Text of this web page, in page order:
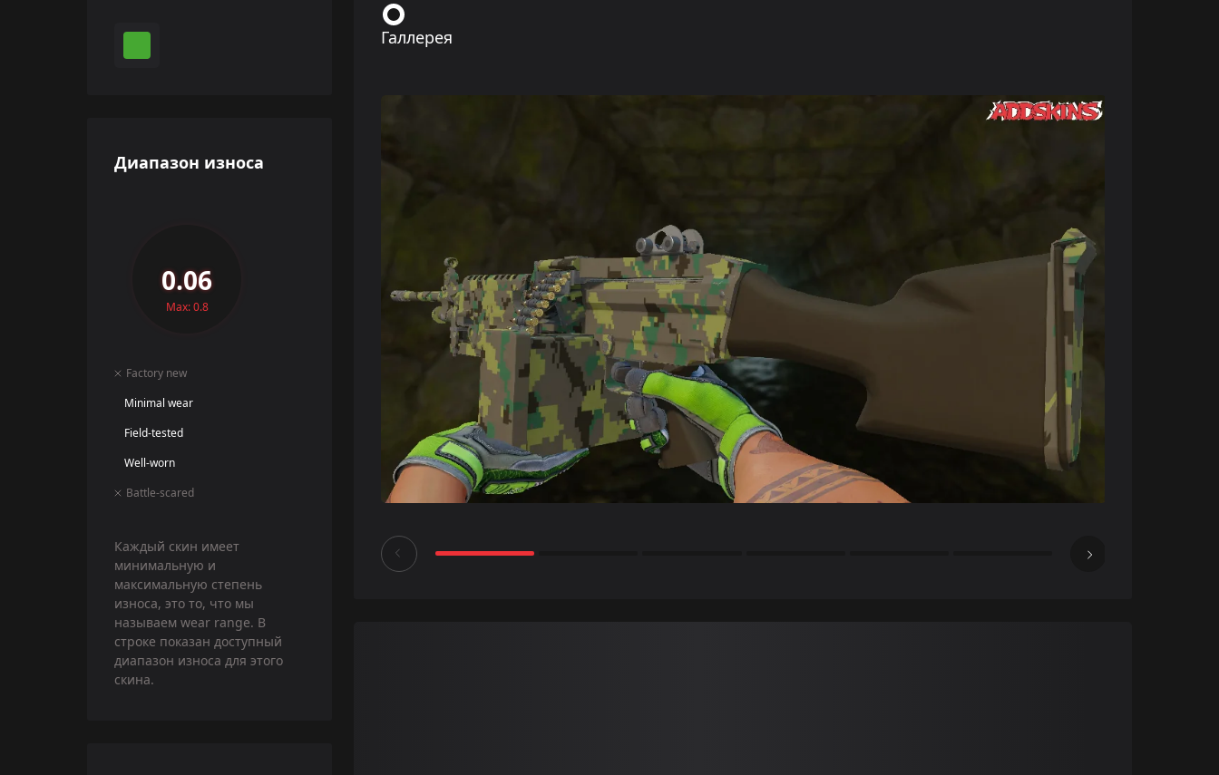
Галлерея
Диапазон износа
0.06
Max: 0.8
Factory new
Minimal wear
Field-tested
Well-worn
Battle-scared
Каждый скин имеет
минимальную и
максимальную степень
износа, это то, что мы
называем wear range. В
строке показан доступный
диапазон износа для этого
скина.